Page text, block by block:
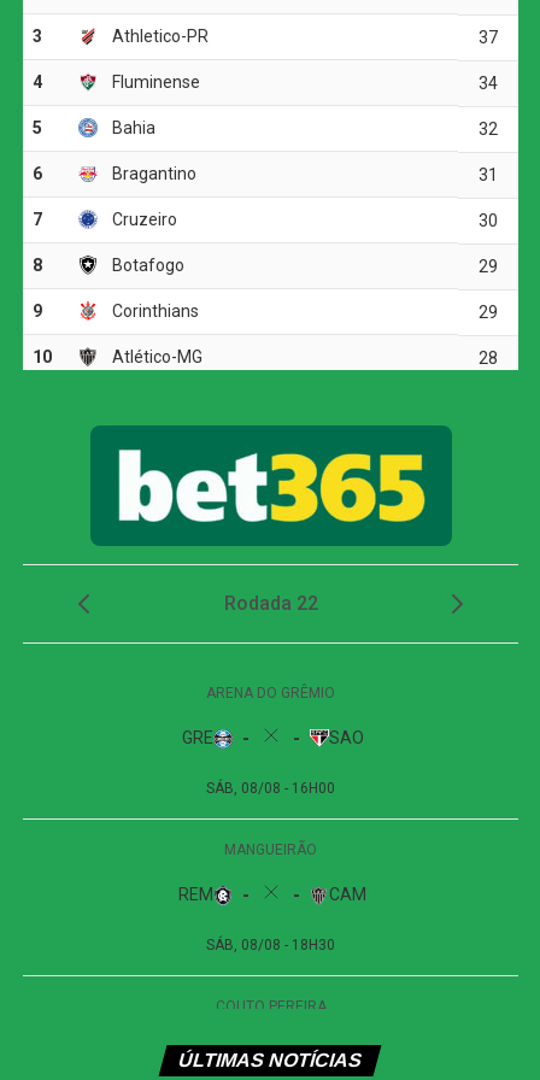
esquerdo Matheus Julião, do Madureira, e o atacante
Patryck Ferreira, do Bangu.
Revelação e artilharia
O prêmio de revelação do Campeonato Carioca ficou
e vestindo a camisa 10, o jogador encerrou o torneio com
Vasco vence o Fluminense e garante vaga nas
quartas de final da Copa do Brasil
Patryck, do Bangu, ambos com seis gols. Pedro alcançou
a marca em seis jogos, enquanto Patryck precisou de dez
partidas para chegar ao mesmo número.
Seleção do Cariocão 2026
Goleiro: Fábio (Fluminense)
Lateral direito: Pumita (Vasco)
Lateral esquerdo: Matheus Julião (Madureira)
Meia: Lucho Acosta (Fluminense)
Atacantes: Kevin Serna (Fluminense), Patryck Ferreira
(Bangu) e Pedro (Flamengo)
ÚLTIMAS NOTÍCIAS